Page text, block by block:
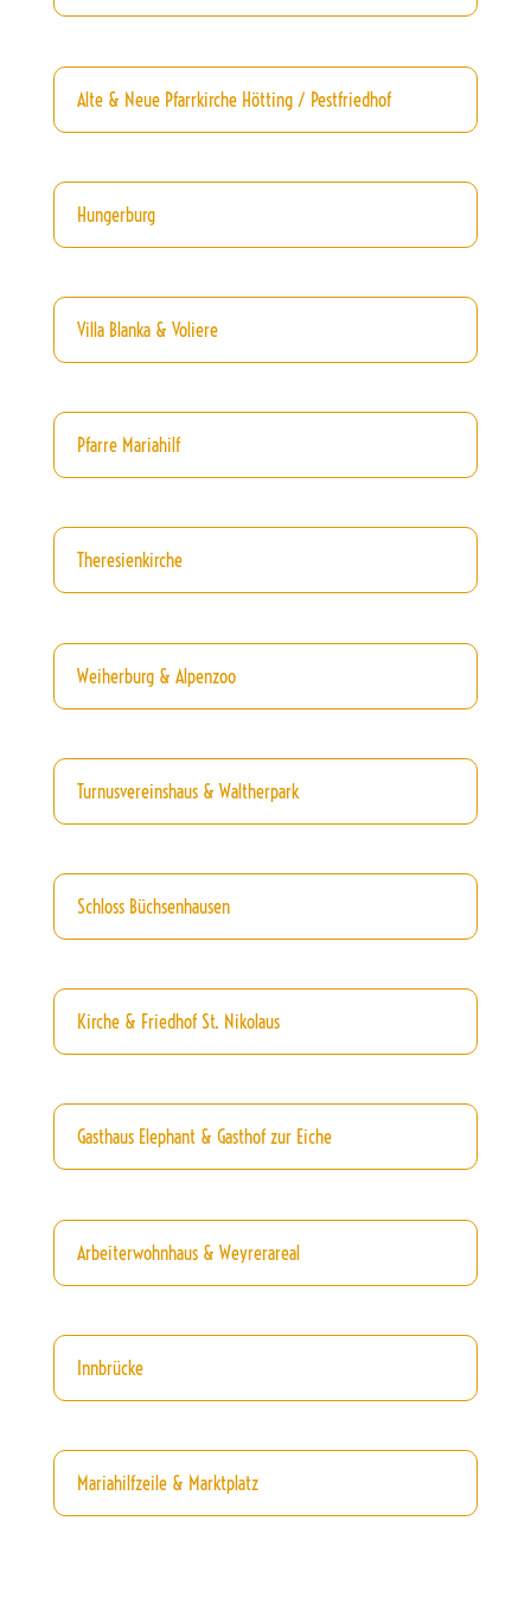
Alte & Neue Pfarrkirche Hötting / Pestfriedhof
Hungerburg
Villa Blanka & Voliere
Pfarre Mariahilf
Theresienkirche
Weiherburg & Alpenzoo
Turnusvereinshaus & Waltherpark
Schloss Büchsenhausen
Kirche & Friedhof St. Nikolaus
Gasthaus Elephant & Gasthof zur Eiche
Arbeiterwohnhaus & Weyrerareal
Innbrücke
Mariahilfzeile & Marktplatz